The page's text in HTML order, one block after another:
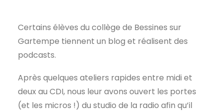
Certains élèves du collège de Bessines sur
Gartempe tiennent un blog et réalisent des
podcasts.
Après quelques ateliers rapides entre midi et
deux au CDI, nous leur avons ouvert les portes
(et les micros !) du studio de la radio afin qu’il